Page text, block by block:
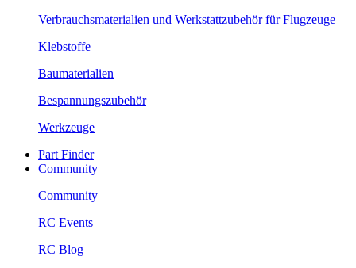
Verbrauchsmaterialien und Werkstattzubehör für Flugzeuge
Klebstoffe
Baumaterialien
Bespannungszubehör
Werkzeuge
Part Finder
Community
Community
RC Events
RC Blog